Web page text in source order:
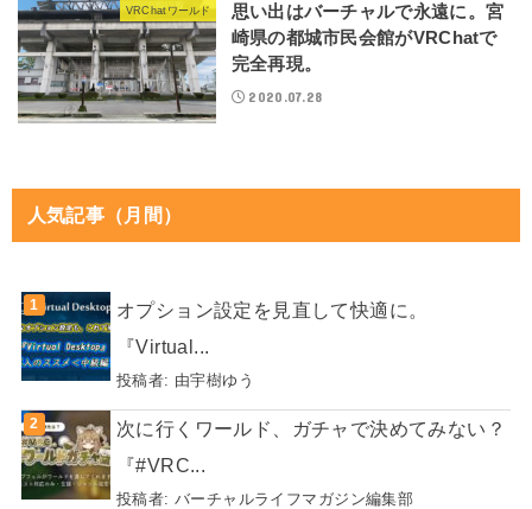
VRChatワールド
思い出はバーチャルで永遠に。宮
崎県の都城市民会館がVRChatで
完全再現。
2020.07.28
人気記事（月間）
オプション設定を見直して快適に。
『Virtual...
投稿者: 由宇樹ゆう
次に行くワールド、ガチャで決めてみない？
『#VRC...
投稿者: バーチャルライフマガジン編集部